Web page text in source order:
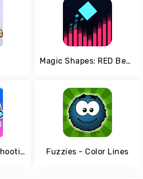
Magic Shapes: RED Beats
Staroid : Smash Shooting Fuzzies - Color Lines